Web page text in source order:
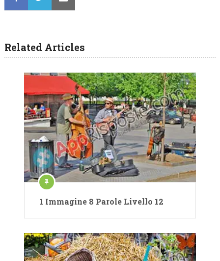
Related Articles
1 Immagine 8 Parole Livello 12